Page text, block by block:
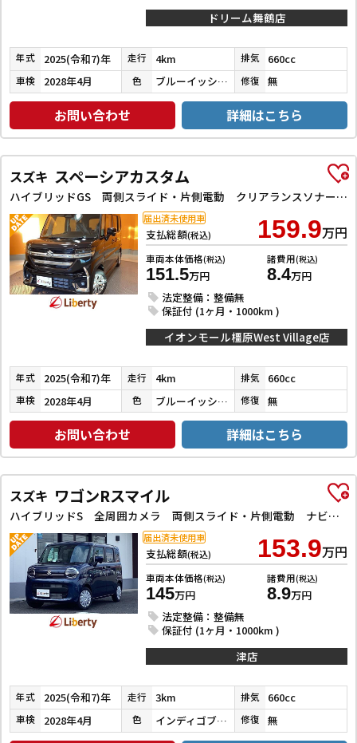
ドリーム舞鶴店
年式 2025(令和7)年 走行 4km 排気 660cc
車検 2028年4月 色 ブルーイッシュブラックパール 修復 無
お問い合わせ 詳細はこちら
スズキ スペーシアカスタム
ハイブリッドGS 両側スライド・片側電動 クリアランスソナー オートクルーズコントロール レーンアシスト 衝突被害軽減システム LEDヘッドランプ スマートキー アイドリングストップ 電動格納ミラー シートヒーター
支払総額(税込) 159.9万円
車両本体価格(税込)
151.5万円
諸費用(税込)
8.4万円
法定整備：整備無
保証付 (1ヶ月・1000km )
届出済未使用車
イオンモール橿原West Village店
年式 2025(令和7)年 走行 4km 排気 660cc
車検 2028年4月 色 ブルーイッシュブラックパール３ 修復 無
お問い合わせ 詳細はこちら
スズキ ワゴンRスマイル
ハイブリッドS 全周囲カメラ 両側スライド・片側電動 ナビ TV クリアランスソナー オートクルーズコントロール レーンアシスト 衝突被害軽減システム LEDヘッドランプ スマートキー アイドリングストップ
支払総額(税込) 153.9万円
車両本体価格(税込)
145万円
諸費用(税込)
8.9万円
法定整備：整備無
保証付 (1ヶ月・1000km )
届出済未使用車
津店
年式 2025(令和7)年 走行 3km 排気 660cc
車検 2028年4月 色 インディゴブルーメタリック２ 修復 無